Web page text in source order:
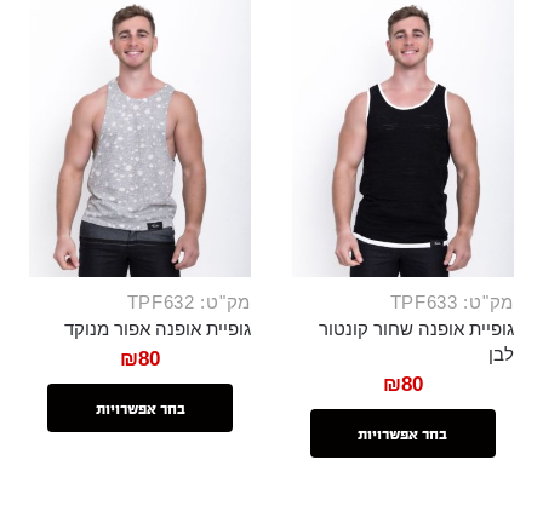
מק"ט: TPF633
גופיית אופנה שחור קונטור
לבן
₪80
בחר אפשרויות
מק"ט: TPF632
גופיית אופנה אפור מנוקד
₪80
בחר אפשרויות